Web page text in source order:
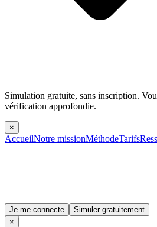
Simulation gratuite, sans inscription.
vérification approfondie.
×
AccueilNotre missionMéthodeTarifs
Je me connecte
Simuler gratuitement
×